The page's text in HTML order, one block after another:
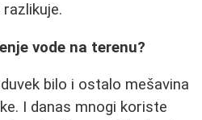
vode na terenu?
bilo i ostalo mešavina
I danas mnogi koriste